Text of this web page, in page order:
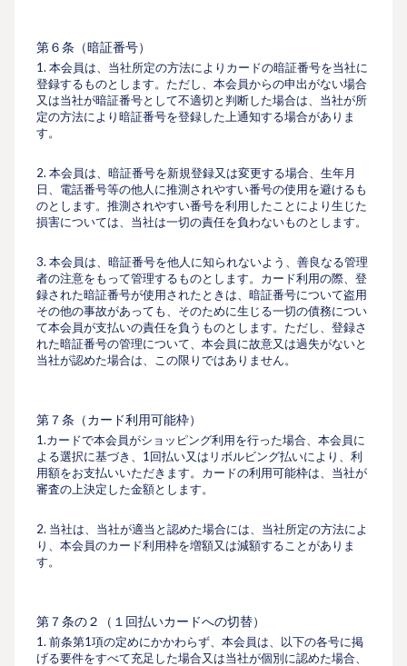
第６条（暗証番号）
1. 本会員は、当社所定の⽅法によりカードの暗証番号を当社に
登録するものとします。ただし、本会員からの申出がない場合
又は当社が暗証番号として不適切と判断した場合は、当社が所
定の⽅法により暗証番号を登録した上通知する場合がありま
す。
2. 本会員は、暗証番号を新規登録又は変更する場合、⽣年⽉
⽇、電話番号等の他⼈に推測されやすい番号の使⽤を避けるも
のとします。推測されやすい番号を利⽤したことにより⽣じた
損害については、当社は⼀切の責任を負わないものとします。
3. 本会員は、暗証番号を他⼈に知られないよう、善良なる管理
者の注意をもって管理するものとします。カード利⽤の際、登
録された暗証番号が使⽤されたときは、暗証番号について盗⽤
その他の事故があっても、そのために⽣じる⼀切の債務につい
て本会員が⽀払いの責任を負うものとします。ただし、登録さ
れた暗証番号の管理について、本会員に故意又は過失がないと
当社が認めた場合は、この限りではありません。
第７条（カード利⽤可能枠）
1.カードで本会員がショッピング利用を行った場合、本会員に
よる選択に基づき、1回払い又はリボルビング払いにより、利
用額をお支払いいただきます。カードの利⽤可能枠は、当社が
審査の上決定した⾦額とします。
2. 当社は、当社が適当と認めた場合には、当社所定の⽅法によ
り、本会員のカード利⽤枠を増額又は減額することがありま
す。
第７条の２（１回払いカードへの切替）
1. 前条第1項の定めにかかわらず、本会員は、以下の各号に掲
げる要件をすべて充足した場合又は当社が個別に認めた場合、